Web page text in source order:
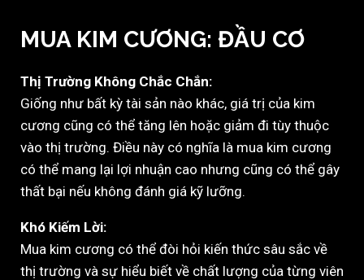
MUA KIM CƯƠNG: ĐẦU CƠ
Thị Trường Không Chắc Chắn:
Giống như bất kỳ tài sản nào khác, giá trị của kim
cương cũng có thể tăng lên hoặc giảm đi tùy thuộc
vào thị trường. Điều này có nghĩa là mua kim cương
có thể mang lại lợi nhuận cao nhưng cũng có thể gây
thất bại nếu không đánh giá kỹ lưỡng.
Khó Kiếm Lời:
Mua kim cương có thể đòi hỏi kiến thức sâu sắc về
thị trường và sự hiểu biết về chất lượng của từng viên